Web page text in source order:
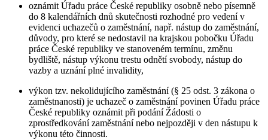
oznámit Úřadu práce České republiky osobně nebo písemně
do 8 kalendářních dnů skutečnosti rozhodné pro vedení v
evidenci uchazečů o zaměstnání, např. nástup do zaměstnání,
důvody, pro které se nedostavil na krajskou pobočku Úřadu
práce České republiky ve stanoveném termínu, změnu
bydliště, nástup výkonu trestu odnětí svobody, nástup do
vazby a uznání plné invalidity,
výkon tzv. nekolidujícího zaměstnání (§ 25 odst. 3 zákona o
zaměstnanosti) je uchazeč o zaměstnání povinen Úřadu práce
České republiky oznámit při podání Žádosti o
zprostředkování zaměstnání nebo nejpozději v den nástupu k
výkonu této činnosti.